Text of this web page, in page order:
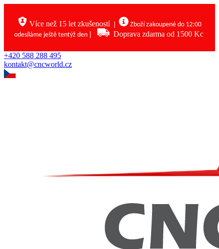
Více než 15 let zkušeností
Zboží zakoupené do 12:00
odesíláme ještě tentýž den | Doprava zdarma od 1500 Kc
+420 588 288 495
kontakt@cncworld.cz